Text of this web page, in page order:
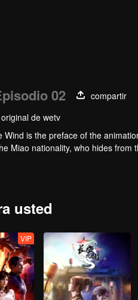
02
compartir
original de wetv
is the preface of the
Miao nationality, who hides
expected with all the strange
usted
VIP